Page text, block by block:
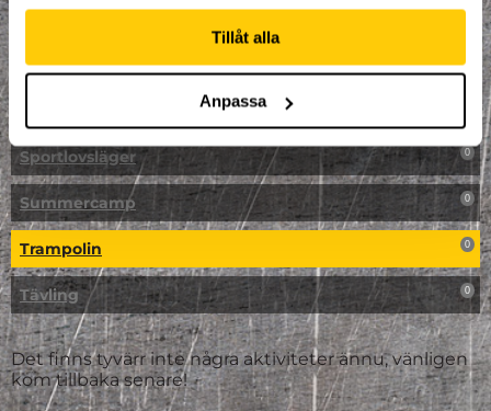
Tillåt alla
Anpassa
Påsklovsläger 0
Skateboard 0
Sportlovsläger 0
Summercamp 0
Trampolin 0
Tävling 0
Det finns tyvärr inte några aktiviteter ännu, vänligen
kom tillbaka senare!